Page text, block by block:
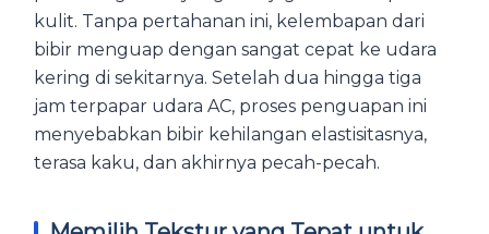
kulit. Tanpa pertahanan ini, kelembapan dari
bibir menguap dengan sangat cepat ke udara
kering di sekitarnya. Setelah dua hingga tiga
jam terpapar udara AC, proses penguapan ini
menyebabkan bibir kehilangan elastisitasnya,
terasa kaku, dan akhirnya pecah-pecah.